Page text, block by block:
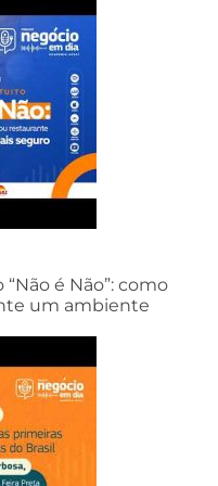
é Não”: como
um ambiente